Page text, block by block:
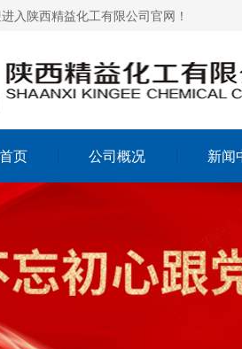
入陕西精益化工有限公司官网！
页 公司概况 新闻